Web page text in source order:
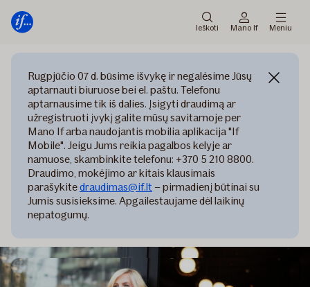
meniu
prie
Ieškoti Mano If Meniu
Rugpjūčio 07 d. būsime išvykę ir negalėsime Jūsų
aptarnauti biuruose bei el. paštu. Telefonu
aptarnausime tik iš dalies. Įsigyti draudimą ar
užregistruoti įvykį galite mūsų savitarnoje per
Mano If arba naudojantis mobilia aplikacija "If
Mobile". Jeigu Jums reikia pagalbos kelyje ar
namuose, skambinkite telefonu: +370 5 210 8800.
Draudimo, mokėjimo ar kitais klausimais
parašykitedraudimas@if.lt – pirmadienį būtinai su
Jumis susisieksime. Apgailestaujame dėl laikinų
nepatogumų.